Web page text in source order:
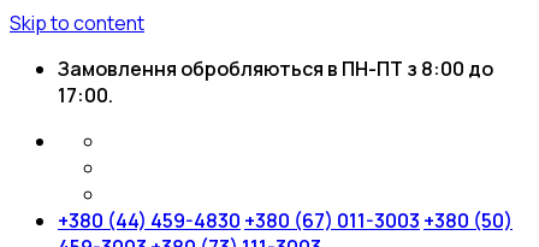
Skip to content
Замовлення обробляються в ПН-ПТ з 8:00 до
17:00.
+380 (44) 459-4830 +380 (67) 011-3003 +380 (50)